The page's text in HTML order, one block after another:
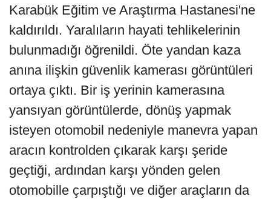
Karabük Eğitim ve Araştırma Hastanesi'ne
kaldırıldı. Yaralıların hayati tehlikelerinin
bulunmadığı öğrenildi. Öte yandan kaza
anına ilişkin güvenlik kamerası görüntüleri
ortaya çıktı. Bir iş yerinin kamerasına
yansıyan görüntülerde, dönüş yapmak
isteyen otomobil nedeniyle manevra yapan
aracın kontrolden çıkarak karşı şeride
geçtiği, ardından karşı yönden gelen
otomobille çarpıştığı ve diğer araçların da